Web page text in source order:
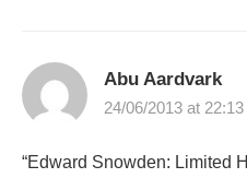
Abu Aardvark
24/06/2013 at 22:13
“Edward Snowden: Limited